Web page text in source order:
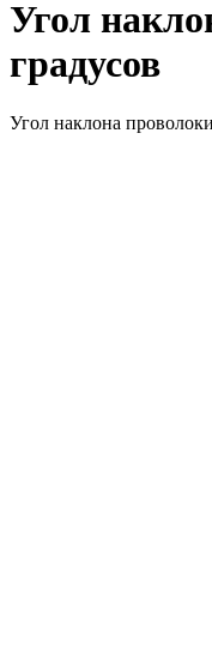
Угол
градусов
Угол наклона